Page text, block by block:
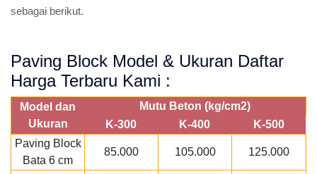
sebagai berikut.
Paving Block Model & Ukuran Daftar
Harga Terbaru Kami :
Model dan
Ukuran
Mutu Beton (kg/cm2)
K-300
K-400
K-500
Paving Block
Bata 6 cm
85.000 105.000 125.000